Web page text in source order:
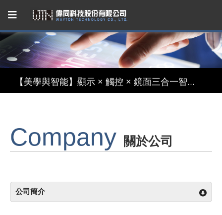
Capacitive Touch Panel developed by WAYTON
【節能革命】超低功耗反射式 TFT 液晶模組
Company 關於公司
公司簡介